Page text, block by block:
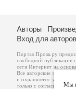
Мы
Авторы
Вход для авторов
Портал Проза.ру
свободной публикации
сети Интернет на
Все авторские права на
и охраняются законом
.
только с согласия его